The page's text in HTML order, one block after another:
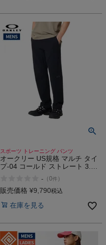
スポーツ トレーニング パンツ
オークリー US規格 マルチ タイ
プ-04 コールド ストレート 3.0
- （0件 ）
販売価格 ¥9,790税込
在庫を見る